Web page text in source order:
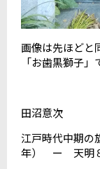
画像は先ほどと
「お歯黒獅子」
田沼意次
江戸時代中期の
年） ー 天明８